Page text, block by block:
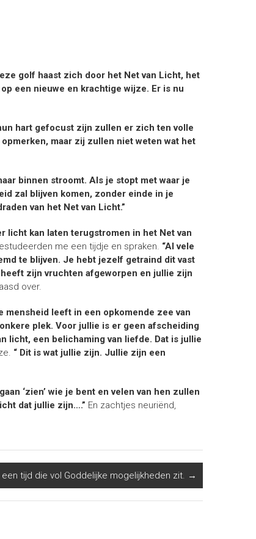
golf haast zich door het Net van Licht, het
een nieuwe en krachtige wijze. Er is nu
hart gefocust zijn zullen er zich ten volle
maar zij zullen niet weten wat het
binnen stroomt. Als je stopt met waar je
zal blijven komen, zonder einde in je
van het Net van Licht.”
licht kan laten terugstromen in het Net van
me een tijdje en spraken. “Al vele
te blijven. Je hebt jezelf getraind dit vast
zijn vruchten afgeworpen en jullie zijn
over.
mensheid leeft in een opkomende zee van
plek. Voor jullie is er geen afscheiding
licht, een belichaming van liefde. Dat is jullie
“ Dit is wat jullie zijn. Jullie zijn een
‘zien’ wie je bent en velen van hen zullen
dat jullie zijn….” En zachtjes neuriënd,
tijd die vol Goddelijke mogelijkheden zit. →